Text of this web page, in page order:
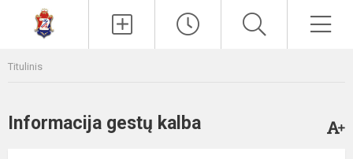
Titulinis
Informacija gestų kalba